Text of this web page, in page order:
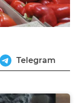
Telegram